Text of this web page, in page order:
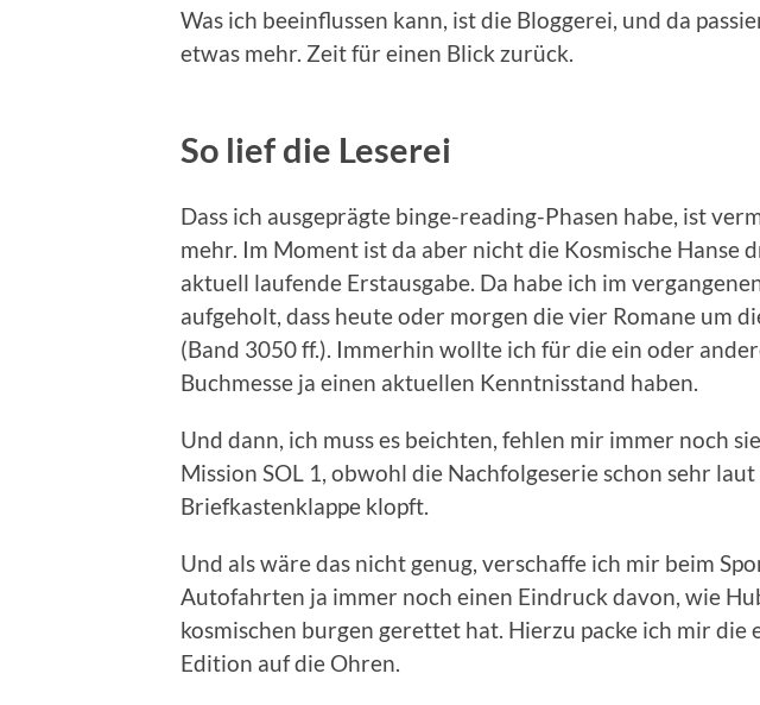
Was ich beeinflussen kann, ist die Bloggerei, und da
etwas mehr. Zeit für einen Blick zurück.
So lief die Leserei
Dass ich ausgeprägte binge-reading-Phasen habe, ist
mehr. Im Moment ist da aber nicht die Kosmische Hanse
aktuell laufende Erstausgabe. Da habe ich im
aufgeholt, dass heute oder morgen die vier Romane um
(Band 3050 ff.). Immerhin wollte ich für die ein oder
Buchmesse ja einen aktuellen Kenntnisstand haben.
Und dann, ich muss es beichten, fehlen mir immer noch
Mission SOL 1, obwohl die Nachfolgeserie schon sehr
Briefkastenklappe klopft.
Und als wäre das nicht genug, verschaffe ich mir beim
Autofahrten ja immer noch einen Eindruck davon, wie
kosmischen burgen gerettet hat. Hierzu packe ich mir die
Edition auf die Ohren.